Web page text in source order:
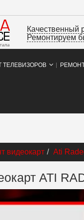
Качественный
Ремонтируем
ТЕЛЕВИЗОРОВ
видеокарт Ati
ATI